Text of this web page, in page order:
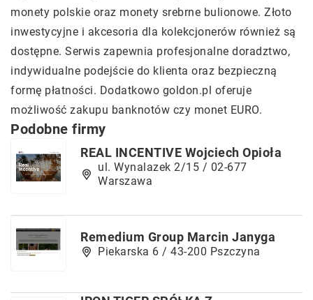
monety polskie oraz monety srebrne bulionowe. Złoto
inwestycyjne i akcesoria dla kolekcjonerów również są
dostępne. Serwis zapewnia profesjonalne doradztwo,
indywidualne podejście do klienta oraz bezpieczną
formę płatności. Dodatkowo goldon.pl oferuje
możliwość zakupu banknotów czy monet EURO.
Podobne firmy
REAL INCENTIVE Wojciech Opioła
ul. Wynalazek 2/15 / 02-677
Warszawa
Remedium Group Marcin Janyga
Piekarska 6 / 43-200 Pszczyna